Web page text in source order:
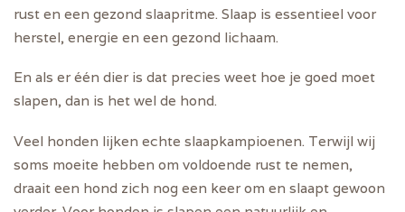
rust en een gezond slaapritme. Slaap is essentieel voor
herstel, energie en een gezond lichaam.
En als er één dier is dat precies weet hoe je goed moet
slapen, dan is het wel de hond.
Veel honden lijken echte slaapkampioenen. Terwijl wij
soms moeite hebben om voldoende rust te nemen,
draait een hond zich nog een keer om en slaapt gewoon